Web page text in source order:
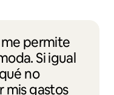
permite
Si igual
no
mis gastos